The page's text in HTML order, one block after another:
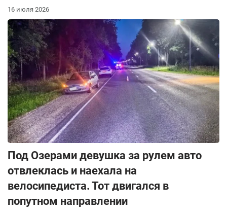
16 июля 2026
Под Озерами девушка за рулем авто
отвлеклась и наехала на
велосипедиста. Тот двигался в
попутном направлении